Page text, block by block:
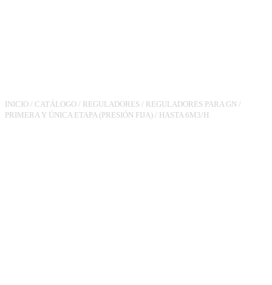
INICIO / CATÁLOGO / REGULADORES / REGULADORES PARA GN /
PRIMERA Y ÚNICA ETAPA (PRESIÓN FIJA) / HASTA 6M3/H